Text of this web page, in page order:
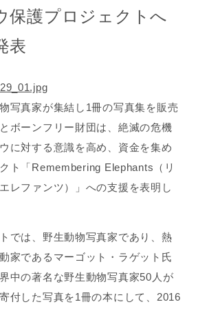
保護プロジェクトへ
表
写真家が集結し1冊の写真集を販売
ボーンフリー財団は、絶滅の危機
に対する意識を高め、資金を集め
ト「Remembering Elephants（リ
レファンツ）」への支援を表明し
では、野生動物写真家であり、熱
家であるマーゴット・ラゲット氏
中の著名な野生動物写真家50人が
付した写真を1冊の本にして、2016